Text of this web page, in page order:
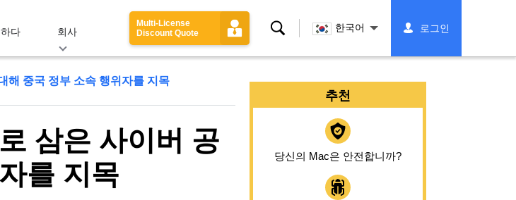
다 회사
Multi-License
Discount Quote
찾
한국어 로그인
해 중국 정부 소속 행위자를 지목
삼은 사이버 공
를 지목
추천
당신의 Mac은 안전합니까?